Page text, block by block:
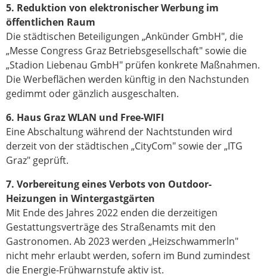
5. Reduktion von elektronischer Werbung im
öffentlichen Raum
Die städtischen Beteiligungen „Ankünder GmbH", die
„Messe Congress Graz Betriebsgesellschaft" sowie die
„Stadion Liebenau GmbH" prüfen konkrete Maßnahmen.
Die Werbeflächen werden künftig in den Nachstunden
gedimmt oder gänzlich ausgeschalten.
6. Haus Graz WLAN und Free-WIFI
Eine Abschaltung während der Nachtstunden wird
derzeit von der städtischen „CityCom" sowie der „ITG
Graz" geprüft.
7. Vorbereitung eines Verbots von Outdoor-
Heizungen in Wintergastgärten
Mit Ende des Jahres 2022 enden die derzeitigen
Gestattungsverträge des Straßenamts mit den
Gastronomen. Ab 2023 werden „Heizschwammerln"
nicht mehr erlaubt werden, sofern im Bund zumindest
die Energie-Frühwarnstufe aktiv ist.